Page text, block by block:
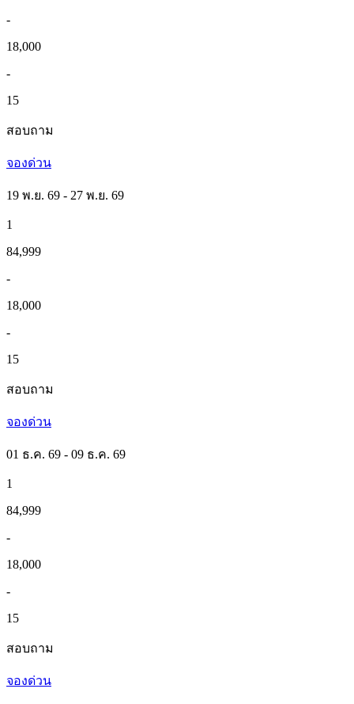
-
18,000
-
15
สอบถาม
จองด่วน
19 พ.ย. 69 - 27 พ.ย. 69
1
84,999
-
18,000
-
15
สอบถาม
จองด่วน
01 ธ.ค. 69 - 09 ธ.ค. 69
1
84,999
-
18,000
-
15
สอบถาม
จองด่วน